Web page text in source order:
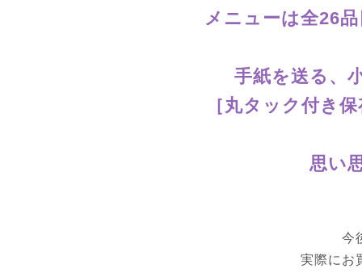
メニューは全26
手紙を送る、
［丸タック付き
思い
今
実際にお